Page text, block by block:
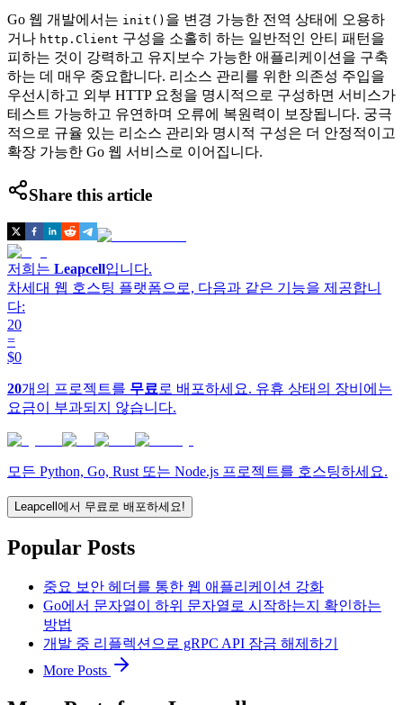
Go 웹 개발에서는 init() 을 변경 가능한 전역 상태에 오용하
거나 http.Client 구성을 소홀히 하는 일반적인 안티 패턴을
피하는 것이 강력하고 유지보수 가능한 애플리케이션을 구축
하는 데 매우 중요합니다. 리소스 관리를 위한 의존성 주입을
우선시하고 외부 HTTP 요청을 명시적으로 구성하면 서비스가
테스트 가능하고 유연하며 오류에 복원력이 보장됩니다. 궁극
적으로 규율 있는 리소스 관리와 명시적 구성은 더 안정적이고
확장 가능한 Go 웹 서비스로 이어집니다.
Share this article
저희는 Leapcell입니다.
차세대 웹 호스팅 플랫폼으로, 다음과 같은 기능을 제공합니
다:
20
=
$0
20개의 프로젝트를 무료 로 배포하세요. 유휴 상태의 장비에는
요금이 부과되지 않습니다.
모든 Python, Go, Rust 또는 Node.js 프로젝트를 호스팅하세요.
Leapcell에서 무료로 배포하세요!
Popular Posts
중요 보안 헤더를 통한 웹 애플리케이션 강화
Go에서 문자열이 하위 문자열로 시작하는지 확인하는
방법
개발 중 리플렉션으로 gRPC API 잠금 해제하기
More Posts